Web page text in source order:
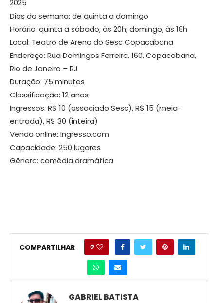
2025
Dias da semana: de quinta a domingo
Horário: quinta a sábado, às 20h; domingo, às 18h
Local: Teatro de Arena do Sesc Copacabana
Endereço: Rua Domingos Ferreira, 160, Copacabana,
Rio de Janeiro – RJ
Duração: 75 minutos
Classificação: 12 anos
Ingressos: R$ 10 (associado Sesc), R$ 15 (meia-
entrada), R$ 30 (inteira)
Venda online: Ingresso.com
Capacidade: 250 lugares
Gênero: comédia dramática
COMPARTILHAR 0
GABRIEL BATISTA